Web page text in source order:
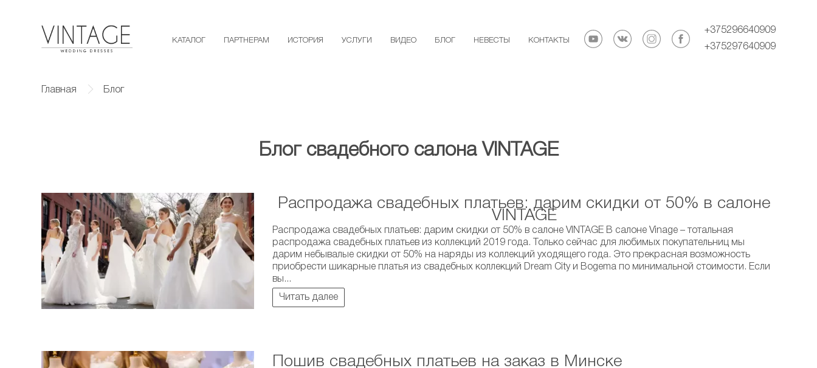
КАТАЛОГ ПАРТНЕРАМ ИСТОРИЯ УСЛУГИ ВИДЕО БЛОГ НЕВЕСТЫ КОНТАКТЫ
+375296640909
+375297640909
Главная Блог
Блог свадебного салона VINTAGE
Распродажа свадебных платьев: дарим скидки от 50% в салоне
VINTAGE
Распродажа свадебных платьев: дарим скидки от 50% в салоне VINTAGE В салоне Vinage – тотальная
распродажа свадебных платьев из коллекций 2019 года. Только сейчас для любимых покупательниц мы
дарим небывалые скидки от 50% на наряды из коллекций уходящего года. Это прекрасная возможность
приобрести шикарные платья из свадебных коллекций Dream City и Bogema по минимальной стоимости. Если
вы...
Читать далее
Пошив свадебных платьев на заказ в Минске